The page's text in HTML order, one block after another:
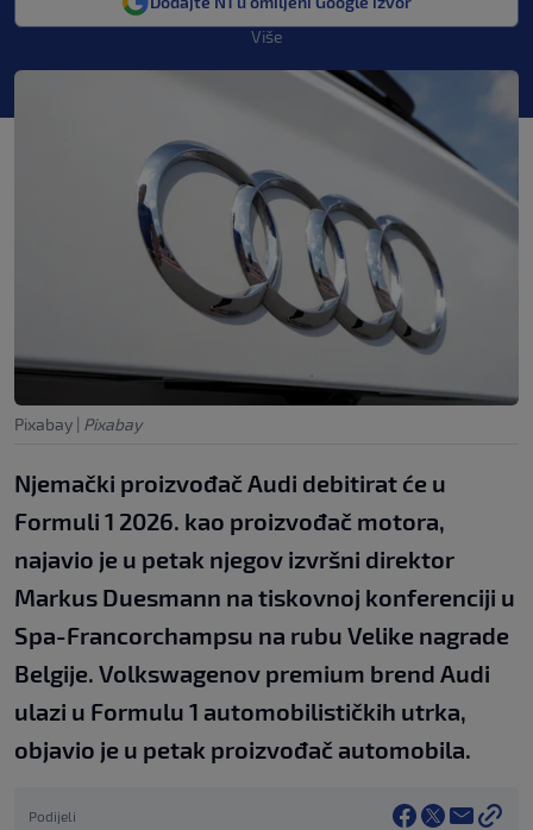
Više
Pixabay | Pixabay
Njemački proizvođač Audi debitirat će u
Formuli 1 2026. kao proizvođač motora,
najavio je u petak njegov izvršni direktor
Markus Duesmann na tiskovnoj konferenciji u
Spa-Francorchampsu na rubu Velike nagrade
Belgije. Volkswagenov premium brend Audi
ulazi u Formulu 1 automobilističkih utrka,
objavio je u petak proizvođač automobila.
Podijeli